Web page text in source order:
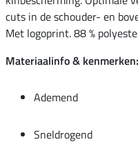
cuts in de schouder- en
Met logoprint. 88 %
Materiaalinfo & kenmerken:
Ademend
Sneldrogend